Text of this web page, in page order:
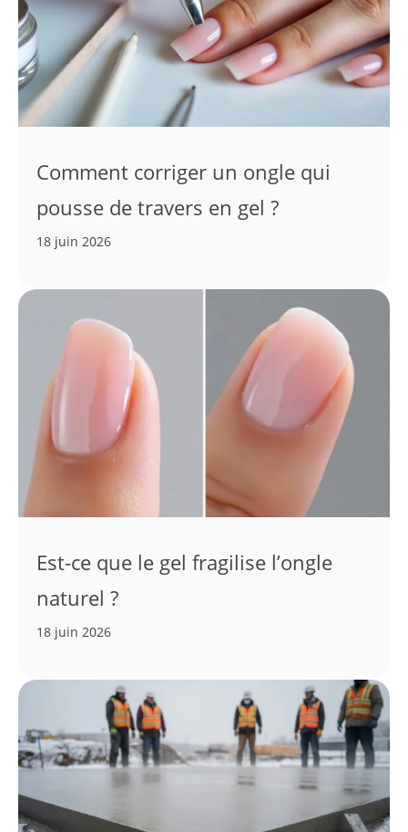
Comment corriger un ongle qui
pousse de travers en gel ?
18 juin 2026
Est-ce que le gel fragilise l’ongle
naturel ?
18 juin 2026